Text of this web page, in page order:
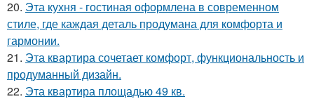
20. Эта кухня - гостиная оформлена в современном
стиле, где каждая деталь продумана для комфорта и
гармонии.
21. Эта квартира сочетает комфорт, функциональность и
продуманный дизайн.
22. Эта квартира площадью 49 кв.